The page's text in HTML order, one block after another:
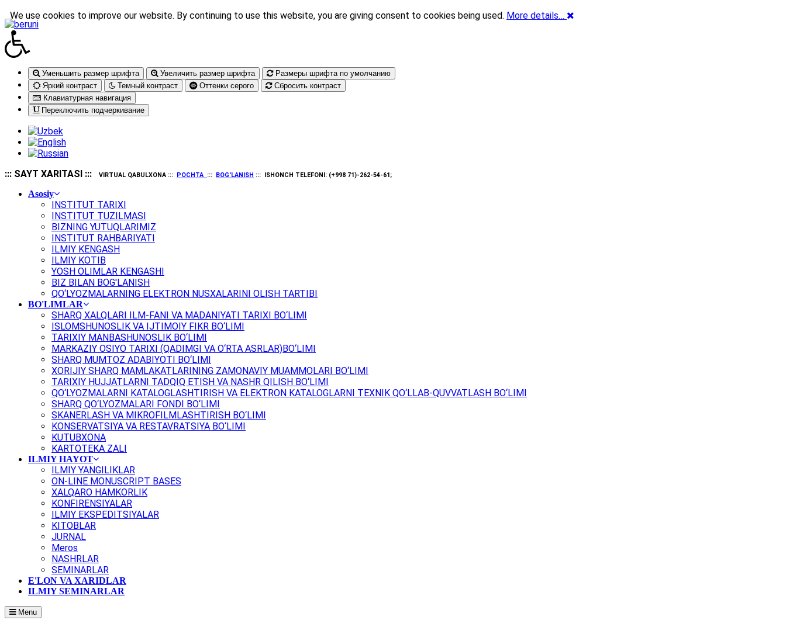
Уменьшить размер шрифта Увеличить размер шрифта
Размеры шрифта по умолчанию
Яркий контраст
Темный контраст Оттенки серого
Сбросить контраст
Клавиатурная навигация
Переключить подчеркивание
::: SAYT XARITASI ::: VIRTUAL QABULXONA ::: POCHTA ::: BOG'LANISH ::: ISHONCH TELEFONI: (+998 71)-262-54-61;
Asosiy
INSTITUT TARIXI
INSTITUT TUZILMASI
BIZNING YUTUQLARIMIZ
INSTITUT RAHBARIYATI
ILMIY KENGASH
ILMIY KOTIB
YOSH OLIMLAR KENGASHI
BIZ BILAN BOG'LANISH
QO‘LYOZMALARNING ELEKTRON NUSXALARINI OLISH TARTIBI
BO'LIMLAR
SHARQ XALQLARI ILM-FANI VA MADANIYATI TARIXI BO‘LIMI
ISLOMSHUNOSLIK VA IJTIMOIY FIKR BO‘LIMI
TARIXIY MANBASHUNOSLIK BO‘LIMI
MARKAZIY OSIYO TARIXI (QADIMGI VA O‘RTA ASRLAR)BO‘LIMI
SHARQ MUMTOZ ADABIYOTI BO‘LIMI
XORIJIY SHARQ MAMLAKATLARINING ZAMONAVIY MUAMMOLARI BO‘LIMI
TARIXIY HUJJATLARNI TADQIQ ETISH VA NASHR QILISH BO‘LIMI
QO‘LYOZMALARNI KATALOGLASHTIRISH VA ELEKTRON KATALOGLARNI TEXNIK QO‘LLAB-QUVVATLASH BO‘LIMI
SHARQ QO‘LYOZMALARI FONDI BO‘LIMI
SKANERLASH VA MIKROFILMLASHTIRISH BO‘LIMI
KONSERVATSIYA VA RESTAVRATSIYA BO‘LIMI
KUTUBXONA
KARTOTEKA ZALI
ILMIY HAYOT
ILMIY YANGILIKLAR
ON-LINE MONUSCRIPT BASES
XALQARO HAMKORLIK
KONFIRENSIYALAR
ILMIY EKSPEDITSIYALAR
KITOBLAR
JURNAL
Meros
NASHRLAR
SEMINARLAR
E'LON VA XARIDLAR
ILMIY SEMINARLAR
Menu
We use cookies to improve our website. By continuing to use this website, you are giving consent to cookies being used. More details…